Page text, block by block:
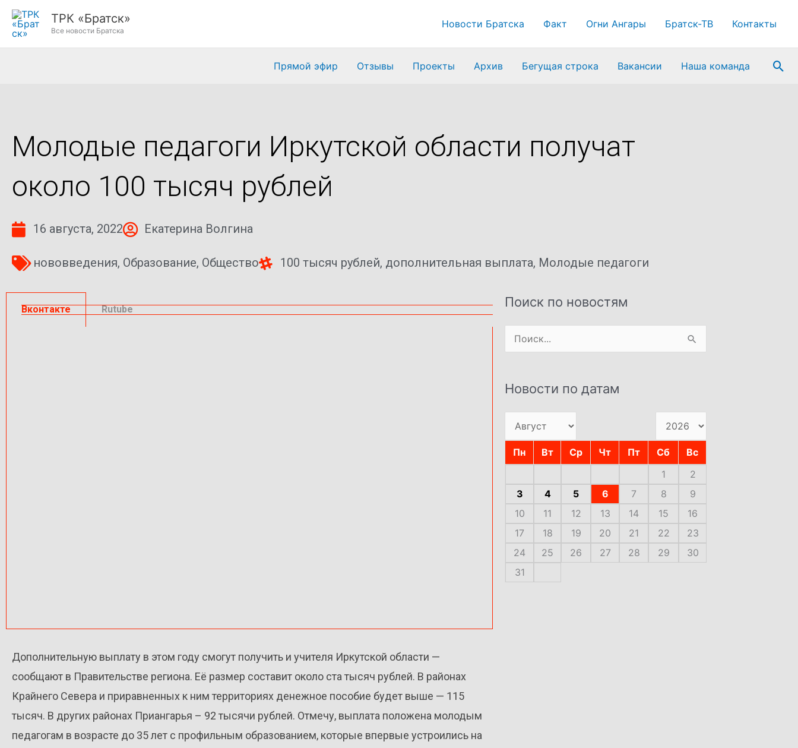
Перейти
ТРК «Братск»
Все новости Братска
Новости Братска Факт Огни Ангары Братск-ТВ Контакты
Прямой эфир Отзывы Проекты Архив Бегущая строка Вакансии Наша команда
Молодые педагоги Иркутской области получат
около 100 тысяч рублей
16 августа, 2022 Екатерина Волгина
нововведения, Образование, Общество 100 тысяч рублей, дополнительная выплата, Молодые педагоги
Вконтакте Rutube
Дополнительную выплату в этом году смогут получить и учителя Иркутской области —
сообщают в Правительстве региона. Её размер составит около ста тысяч рублей. В районах
Крайнего Севера и приравненных к ним территориях денежное пособие будет выше — 115
тысяч. В других районах Приангарья – 92 тысячи рублей. Отмечу, выплата положена молодым
педагогам в возрасте до 35 лет с профильным образованием, которые впервые устроились на
Поиск по новостям
Поиск:
Новости по датам
Пн Вт Ср Чт Пт Сб
Вс
1
2
3
4 5 6 7 8
9
10
11 12 13 14 15
16
17
18 19 20 21 22
23
24
25 26 27 28 29
30
31